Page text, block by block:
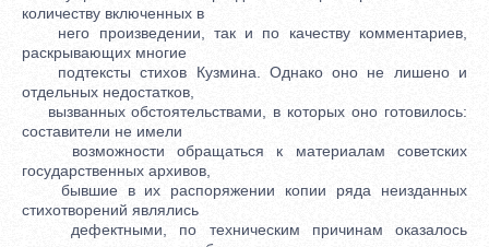
количеству включенных в
него произведении, так и по качеству комментариев,
раскрывающих многие
подтексты стихов Кузмина. Однако оно не лишено и
отдельных недостатков,
вызванных обстоятельствами, в которых оно готовилось:
составители не имели
возможности обращаться к материалам советских
государственных архивов,
бывшие в их распоряжении копии ряда неизданных
стихотворений являлись
дефектными, по техническим причинам оказалось